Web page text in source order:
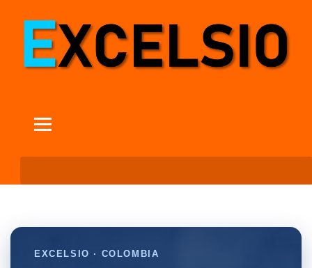
EXCELSIO · COLOMBIA